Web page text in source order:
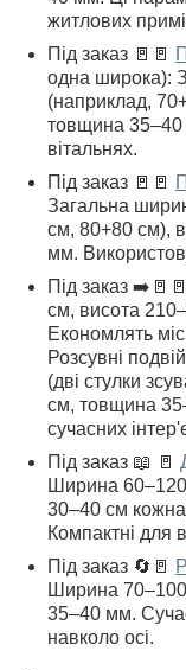
житлових
Під заказ 🚪🚪
одна широка):
(наприклад,
товщина 35–40
вітальнях.
Під заказ 🚪🚪
Загальна
см, 80+80 см),
мм.
Під заказ
см, висота
Економлять
Розсувні
(дві стулки
см, товщина
сучасних
Під заказ 📖 🚪
Ширина
30–40 см
Компактні для
Під заказ 🔄🚪
Ширина
35–40 мм.
навколо осі.